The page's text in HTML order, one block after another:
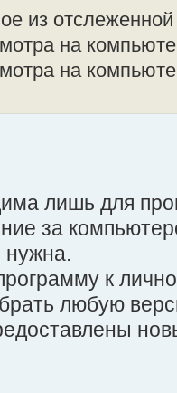
из
на
на
лишь для
за
нужна.
к
любую